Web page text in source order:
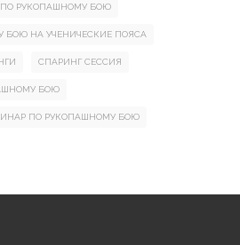
ПО РУКОПАШНОМУ БОЮ
НА УЧЕНИЧЕСКИЕ ПОЯСА
СПАРИНГ СЕССИЯ
БОЮ
ПО РУКОПАШНОМУ БОЮ